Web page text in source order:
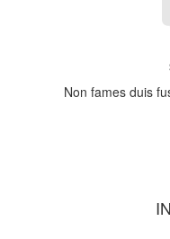
Non fames duis